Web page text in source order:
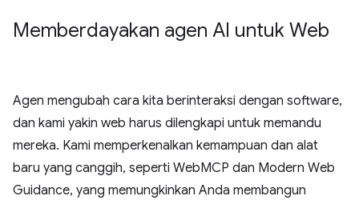
Memberdayakan agen AI untuk Web
Agen mengubah cara kita berinteraksi dengan software,
dan kami yakin web harus dilengkapi untuk memandu
mereka. Kami memperkenalkan kemampuan dan alat
baru yang canggih, seperti WebMCP dan Modern Web
Guidance, yang memungkinkan Anda membangun